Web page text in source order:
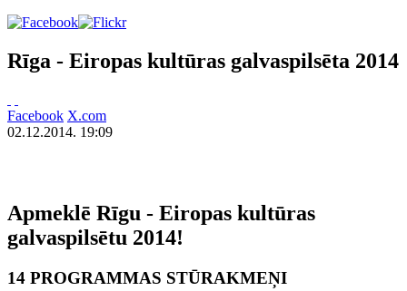
Rīga - Eiropas kultūras galvaspilsēta 2014
Facebook X.com
02.12.2014. 19:09
Apmeklē Rīgu - Eiropas kultūras
galvaspilsētu 2014!
14 PROGRAMMAS STŪRAKMEŅI